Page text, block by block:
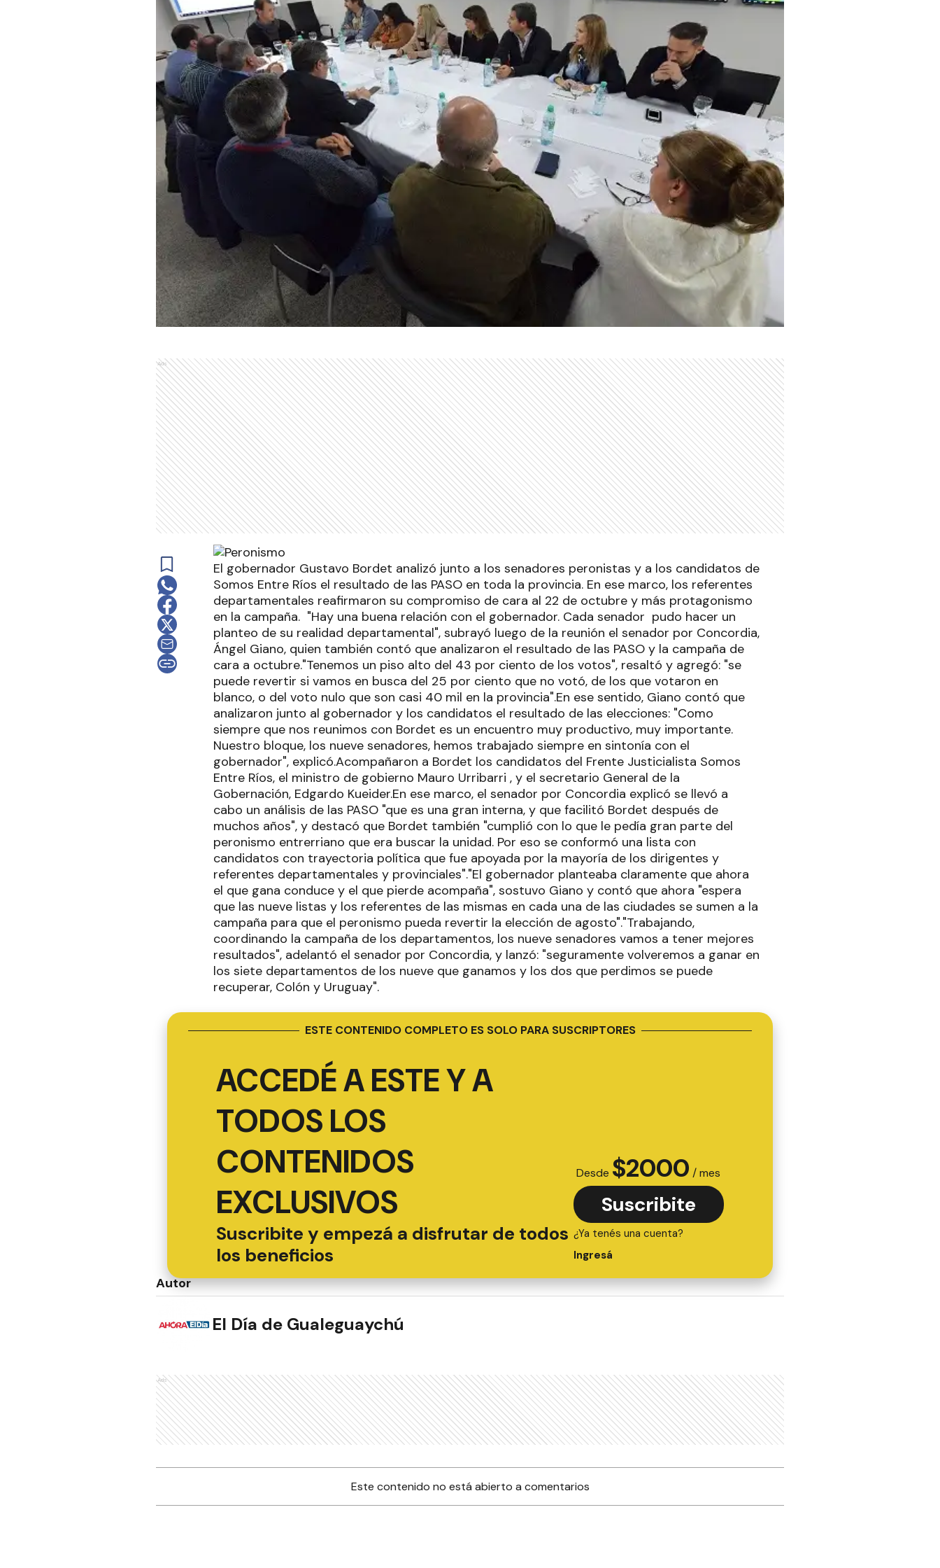
Ads
El gobernador Gustavo Bordet analizó junto a los senadores peronistas y a los candidatos de
Somos Entre Ríos el resultado de las PASO en toda la provincia. En ese marco, los referentes
departamentales reafirmaron su compromiso de cara al 22 de octubre y más protagonismo
en la campaña. "Hay una buena relación con el gobernador. Cada senador pudo hacer un
planteo de su realidad departamental", subrayó luego de la reunión el senador por Concordia,
Ángel Giano, quien también contó que analizaron el resultado de las PASO y la campaña de
cara a octubre."Tenemos un piso alto del 43 por ciento de los votos", resaltó y agregó: "se
puede revertir si vamos en busca del 25 por ciento que no votó, de los que votaron en
blanco, o del voto nulo que son casi 40 mil en la provincia".En ese sentido, Giano contó que
analizaron junto al gobernador y los candidatos el resultado de las elecciones: "Como
siempre que nos reunimos con Bordet es un encuentro muy productivo, muy importante.
Nuestro bloque, los nueve senadores, hemos trabajado siempre en sintonía con el
gobernador", explicó.Acompañaron a Bordet los candidatos del Frente Justicialista Somos
Entre Ríos, el ministro de gobierno Mauro Urribarri , y el secretario General de la
Gobernación, Edgardo Kueider.En ese marco, el senador por Concordia explicó se llevó a
cabo un análisis de las PASO "que es una gran interna, y que facilitó Bordet después de
muchos años", y destacó que Bordet también "cumplió con lo que le pedía gran parte del
peronismo entrerriano que era buscar la unidad. Por eso se conformó una lista con
candidatos con trayectoria política que fue apoyada por la mayoría de los dirigentes y
referentes departamentales y provinciales"."El gobernador planteaba claramente que ahora
el que gana conduce y el que pierde acompaña", sostuvo Giano y contó que ahora "espera
que las nueve listas y los referentes de las mismas en cada una de las ciudades se sumen a la
campaña para que el peronismo pueda revertir la elección de agosto"."Trabajando,
coordinando la campaña de los departamentos, los nueve senadores vamos a tener mejores
resultados", adelantó el senador por Concordia, y lanzó: "seguramente volveremos a ganar en
los siete departamentos de los nueve que ganamos y los dos que perdimos se puede
recuperar, Colón y Uruguay".
ESTE CONTENIDO COMPLETO ES SOLO PARA SUSCRIPTORES
ACCEDÉ A ESTE Y A
TODOS LOS
CONTENIDOS
EXCLUSIVOS
Suscribite y empezá a disfrutar de todos
los beneficios
Desde $2000 / mes
Suscribite
¿Ya tenés una cuenta?
Ingresá
Autor
El Día de Gualeguaychú
Ads
Este contenido no está abierto a comentarios